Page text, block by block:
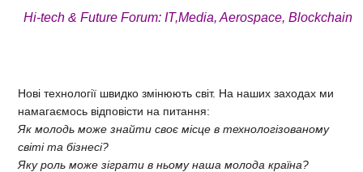
Hi-tech & Future Forum: IT,Media, Aerospace, Blockchain
Нові технології швидко змінюють світ. На наших заходах ми
намагаємось відповісти на питання:
Як молодь може знайти своє місце в технологізованому
світі та бізнесі?
Яку роль може зіграти в ньому наша молода країна?